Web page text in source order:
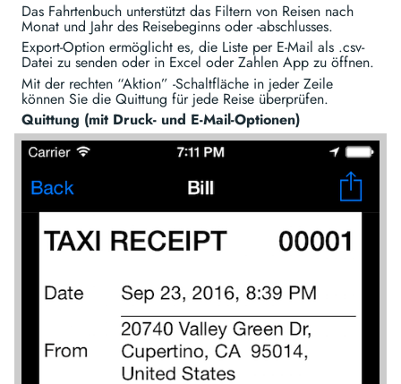
Das Fahrtenbuch unterstützt das Filtern von Reisen nach
Monat und Jahr des Reisebeginns oder -abschlusses.
Export-Option ermöglicht es, die Liste per E-Mail als .csv-
Datei zu senden oder in Excel oder Zahlen App zu öffnen.
Mit der rechten “Aktion” -Schaltfläche in jeder Zeile
können Sie die Quittung für jede Reise überprüfen.
Quittung (mit Druck- und E-Mail-Optionen)